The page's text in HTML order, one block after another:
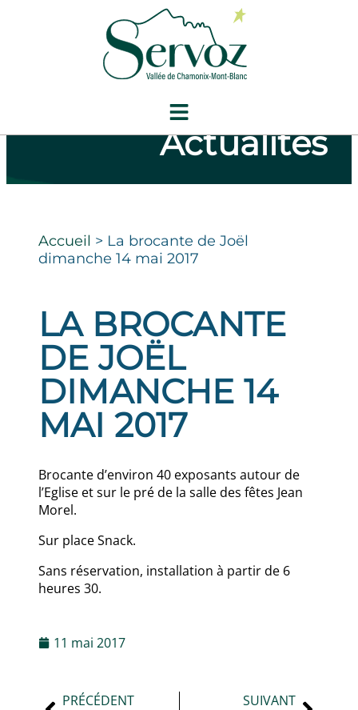
Actualités
Accueil > La brocante de Joël
dimanche 14 mai 2017
LA BROCANTE
DE JOËL
DIMANCHE 14
MAI 2017
Brocante d’environ 40 exposants autour de
l’Eglise et sur le pré de la salle des fêtes Jean
Morel.
Sur place Snack.
Sans réservation, installation à partir de 6
heures 30.
11 mai 2017
PRÉCÉDENT SUIVANT